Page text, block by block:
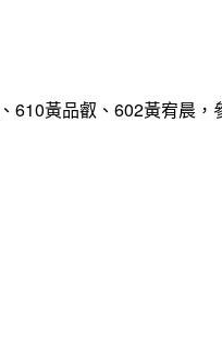
610黃品叡、602黃宥晨